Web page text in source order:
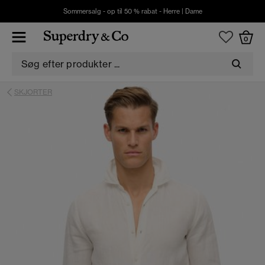
Sommersalg - op til 50 % rabat - Herre| Dame
0
SKJORTER